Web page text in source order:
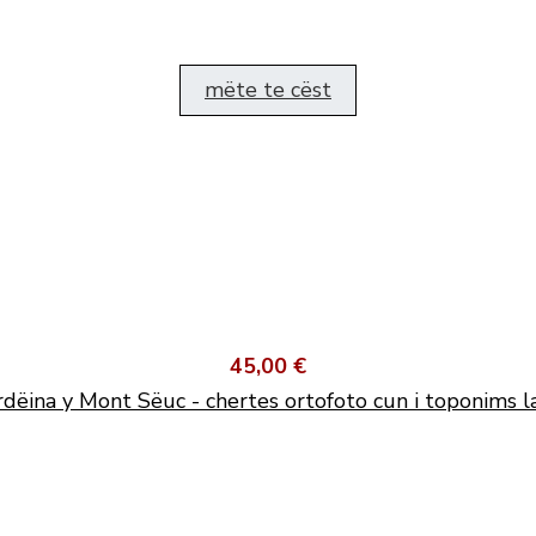
mëte te cëst
45,00 €
y Mont Sëuc - chertes ortofoto cun i toponims